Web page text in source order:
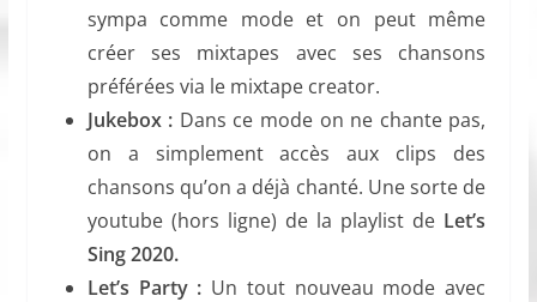
sympa comme mode et on peut même
créer ses mixtapes avec ses chansons
préférées via le mixtape creator.
Jukebox : Dans ce mode on ne chante pas,
on a simplement accès aux clips des
chansons qu’on a déjà chanté. Une sorte de
youtube (hors ligne) de la playlist de Let’s
Sing 2020.
Let’s Party : Un tout nouveau mode avec